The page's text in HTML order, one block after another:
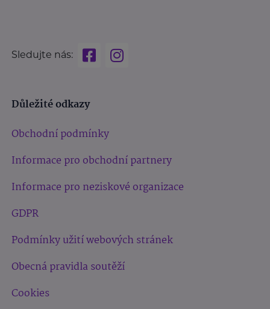
Sledujte nás:
Důležité odkazy
Obchodní podmínky
Informace pro obchodní partnery
Informace pro neziskové organizace
GDPR
Podmínky užití webových stránek
Obecná pravidla soutěží
Cookies